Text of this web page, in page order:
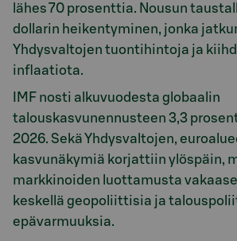
lähes 70 prosenttia. Nousun
dollarin heikentyminen, jonka
Yhdysvaltojen tuontihintoja ja
inflaatiota.
IMF nosti alkuvuodesta globaalin
talouskasvunennusteen 3,3
2026. Sekä Yhdysvaltojen,
kasvunäkymiä korjattiin ylöspäin,
markkinoiden luottamusta
keskellä geopoliittisia ja
epävarmuuksia.